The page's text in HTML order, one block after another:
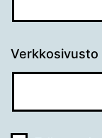
Verkkosivusto